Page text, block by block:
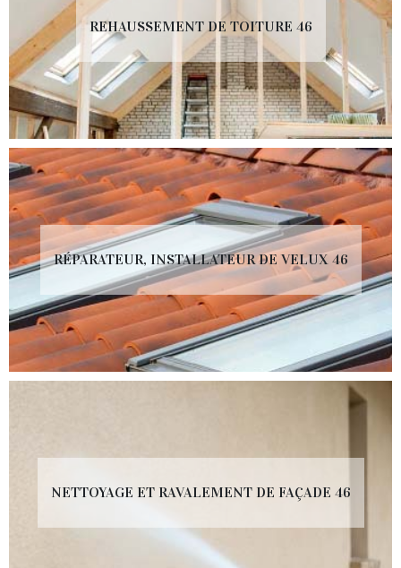
REHAUSSEMENT DE TOITURE 46
RÉPARATEUR, INSTALLATEUR DE VELUX 46
NETTOYAGE ET RAVALEMENT DE FAÇADE 46